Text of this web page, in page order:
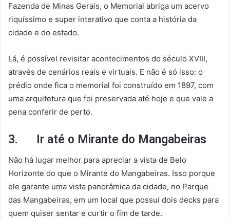
Fazenda de Minas Gerais, o Memorial abriga um acervo
riquíssimo e super interativo que conta a história da
cidade e do estado.
Lá, é possível revisitar acontecimentos do século XVIII,
através de cenários reais e virtuais. E não é só isso: o
prédio onde fica o memorial foi construído em 1897, com
uma arquitetura que foi preservada até hoje e que vale a
pena conferir de perto.
3. Ir até o Mirante do Mangabeiras
Não há lugar melhor para apreciar a vista de Belo
Horizonte do que o Mirante do Mangabeiras. Isso porque
ele garante uma vista panorâmica da cidade, no Parque
das Mangabeiras, em um local que possui dois decks para
quem quiser sentar e curtir o fim de tarde.